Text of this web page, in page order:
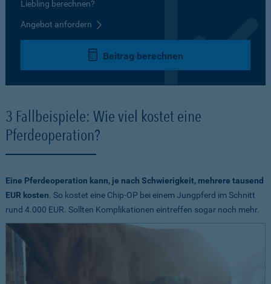
Liebling berechnen?
Angebot anfordern
Beitrag berechnen
3 Fallbeispiele: Wie viel kostet eine
Pferdeoperation?
Eine Pferdeoperation kann, je nach Schwierigkeit, mehrere tausend
EUR kosten. So kostet eine Chip-OP bei einem Jungpferd im Schnitt
rund 4.000 EUR. Sollten Komplikationen eintreffen sogar noch mehr.